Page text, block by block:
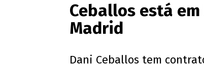
Ceballos está
Madrid
Dani Ceballos tem